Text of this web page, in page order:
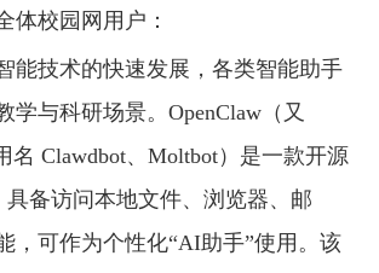
体校园网用户：
能技术的快速发展，各类智能助手
学与科研场景。OpenClaw（又
名 Clawdbot、Moltbot）是一款开源
备访问本地文件、浏览器、邮
，可作为个性化“AI助手”使用。该